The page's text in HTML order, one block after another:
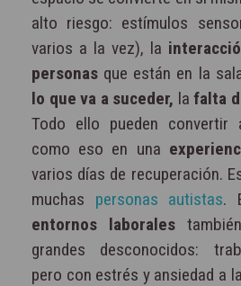
alto riesgo: estímulos
varios a la vez), la
personas que están en la
lo que va a suceder, lafalta
Todo ello pueden convertir
como eso en una
varios días de recuperación.
muchas personas autistas.
entornos laborales
grandes desconocidos:
pero con estrés y ansiedad a